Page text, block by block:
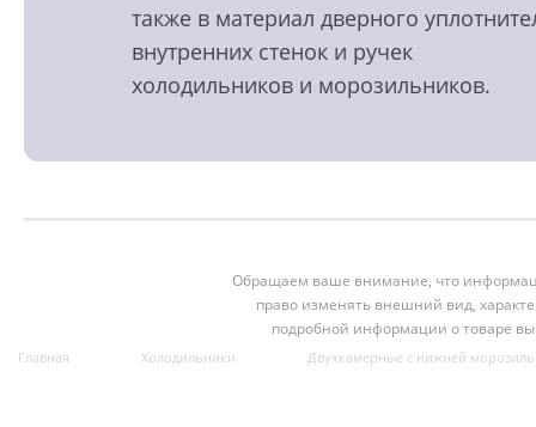
также в материал дверного
внутренних стенок и ручек
холодильников и морозильников.
Обращаем ваше внимание, что
право изменять внешний вид,
подробной информации о товаре
Главная Холодильники Двухкамерные с нижней